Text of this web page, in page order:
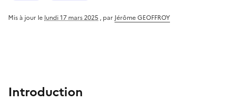
Mis à jour le lundi 17 mars 2025 , parJérôme GEOFFROY
Introduction